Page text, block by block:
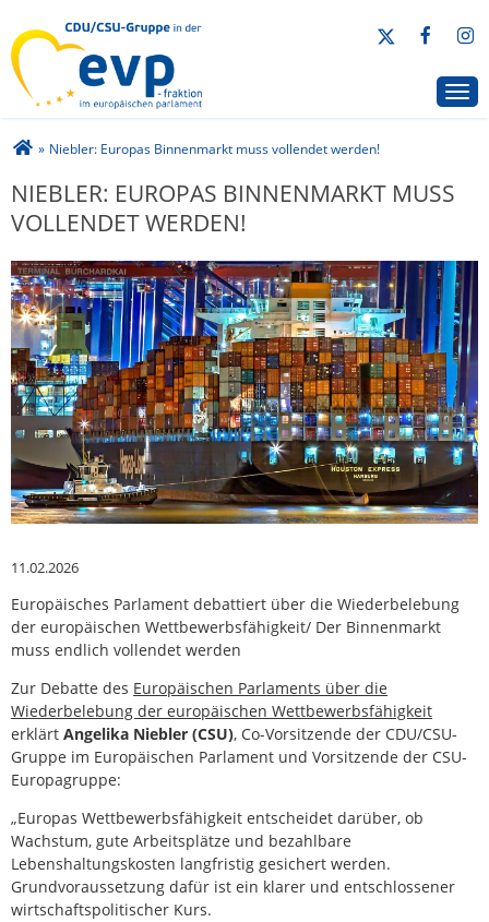
Sie sind hier
» Niebler: Europas Binnenmarkt muss vollendet werden!
NIEBLER: EUROPAS BINNENMARKT MUSS
VOLLENDET WERDEN!
11.02.2026
Europäisches Parlament debattiert über die Wiederbelebung
der europäischen Wettbewerbsfähigkeit/ Der Binnenmarkt
muss endlich vollendet werden
Zur Debatte des Europäischen Parlaments über die
Wiederbelebung der europäischen Wettbewerbsfähigkeit
erklärt Angelika Niebler (CSU), Co-Vorsitzende der CDU/CSU-
Gruppe im Europäischen Parlament und Vorsitzende der CSU-
Europagruppe:
„Europas Wettbewerbsfähigkeit entscheidet darüber, ob
Wachstum, gute Arbeitsplätze und bezahlbare
Lebenshaltungskosten langfristig gesichert werden.
Grundvoraussetzung dafür ist ein klarer und entschlossener
wirtschaftspolitischer Kurs.